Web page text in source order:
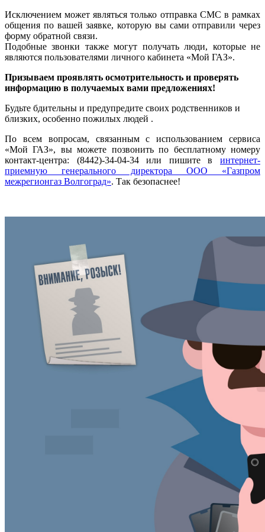
Исключением может являться только отправка СМС в рамках
общения по вашей заявке, которую вы сами отправили через
форму обратной связи.
Подобные звонки также могут получать люди, которые не
являются пользователями личного кабинета «Мой ГАЗ».
Призываем проявлять осмотрительность и проверять
информацию в получаемых вами предложениях!
Будьте бдительны и предупредите своих родственников и
близких, особенно пожилых людей .
По всем вопросам, связанным с использованием сервиса
«Мой ГАЗ», вы можете позвонить по бесплатному номеру
контакт-центра: (8442)-34-04-34 или пишите в интернет-
приемную генерального директора ООО «Газпром
межрегионгаз Волгоград». Так безопаснее!